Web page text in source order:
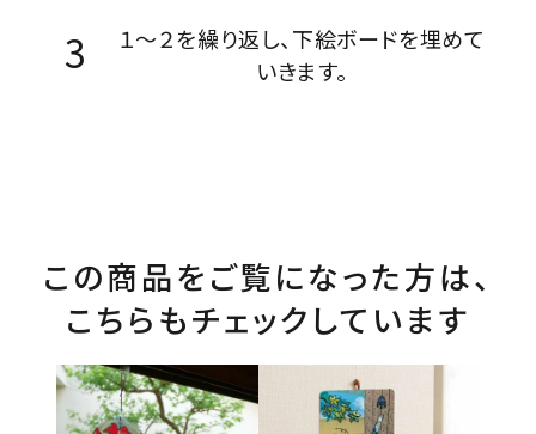
１～２を繰り返し、下絵ボードを埋めて
いきます。
この商品をご覧になった方は、
こちらもチェックしています